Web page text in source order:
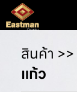
สินค้า >>
แก้ว